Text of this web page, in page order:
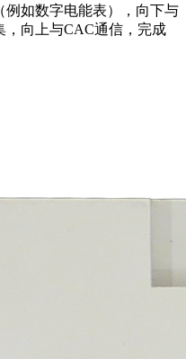
如数字电能表），向下与
，向上与CAC通信，完成